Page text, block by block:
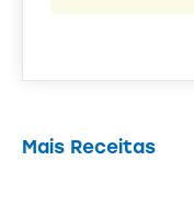
Mais Receitas